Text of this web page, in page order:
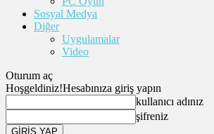
Sosyal Medya
Diğer
Uygulamalar
Video
Oturum aç
Hoşgeldiniz!Hesabınıza giriş yapın
kullanıcı adınız
şifreniz